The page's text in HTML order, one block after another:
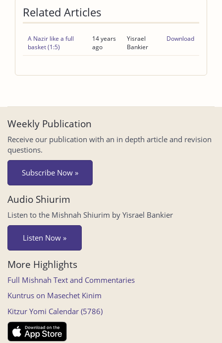
Related Articles
A Nazir like a full
basket (1:5)
14 years
ago
Yisrael
Bankier
Download
Weekly Publication
Receive our publication with an in depth article and revision
questions.
Subscribe Now »
Audio Shiurim
Listen to the Mishnah Shiurim by Yisrael Bankier
Listen Now »
More Highlights
Full Mishnah Text and Commentaries
Kuntrus on Masechet Kinim
Kitzur Yomi Calendar (5786)